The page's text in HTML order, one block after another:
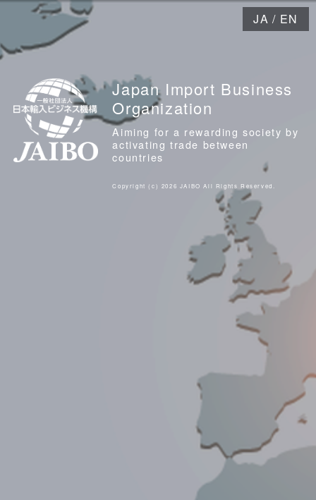
Japan Import Business
Organization
Aiming for a rewarding society by
activating trade between
countries
Copyright (c) 2026 JAIBO All Rights Reserved.
JA / EN